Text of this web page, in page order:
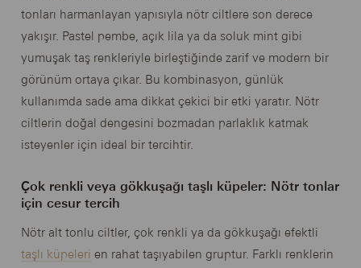
tonları harmanlayan yapısıyla nötr ciltlere son derece
yakışır. Pastel pembe, açık lila ya da soluk mint gibi
yumuşak taş renkleriyle birleştiğinde zarif ve modern bir
görünüm ortaya çıkar. Bu kombinasyon, günlük
kullanımda sade ama dikkat çekici bir etki yaratır. Nötr
ciltlerin doğal dengesini bozmadan parlaklık katmak
isteyenler için ideal bir tercihtir.
Çok renkli veya gökkuşağı taşlı küpeler: Nötr tonlar
için cesur tercih
Nötr alt tonlu ciltler, çok renkli ya da gökkuşağı efektli
taşlı küpeleri en rahat taşıyabilen gruptur. Farklı renklerin